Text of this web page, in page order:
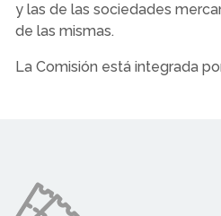
y las de las sociedades
de las mismas.
La Comisión está integrada